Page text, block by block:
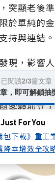
Just For You
包下載》重工
降本增效全攻
突顯老後
於單純的
持與連結。
現，影響
本身，而
轉為準備
客觀孤立
數。
閱讀2/3篇文章
，即可解鎖抽